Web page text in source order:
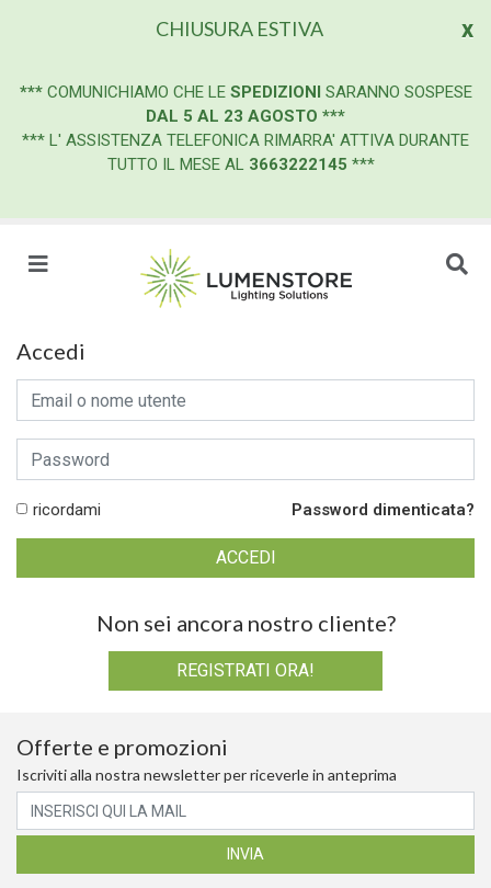
x
CHIUSURA ESTIVA
*** COMUNICHIAMO CHE LE SPEDIZIONI SARANNO SOSPESE
DAL 5 AL 23 AGOSTO ***
*** L' ASSISTENZA TELEFONICA RIMARRA' ATTIVA DURANTE
TUTTO IL MESE AL 3663222145 ***
Accedi
ricordami Password dimenticata?
Non sei ancora nostro cliente?
REGISTRATI ORA!
Offerte e promozioni
Iscriviti alla nostra newsletter per riceverle in anteprima